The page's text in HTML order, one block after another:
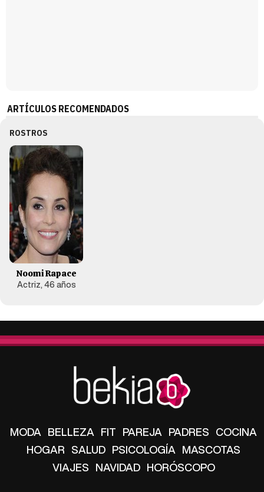
ARTÍCULOS RECOMENDADOS
ROSTROS
Noomi Rapace
Actriz, 46 años
MODA BELLEZA FIT PAREJA PADRES COCINA
HOGAR SALUD PSICOLOGÍA MASCOTAS
VIAJES NAVIDAD HORÓSCOPO